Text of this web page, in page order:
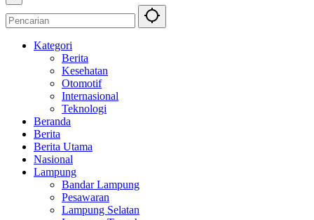
Kategori
Berita
Kesehatan
Otomotif
Internasional
Teknologi
Beranda
Berita
Berita Utama
Nasional
Lampung
Bandar Lampung
Pesawaran
Lampung Selatan